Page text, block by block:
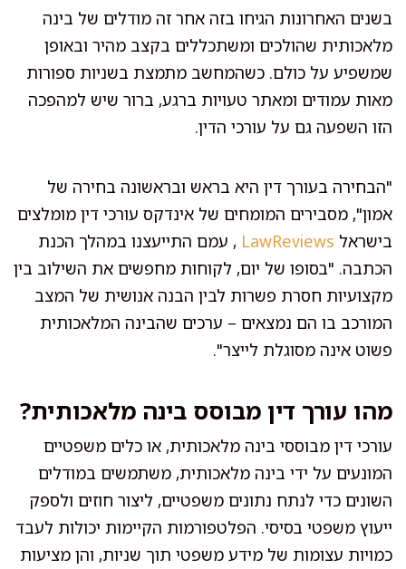
בשנים האחרונות הגיחו בזה אחר זה מודלים של בינה
מלאכותית שהולכים ומשתכללים בקצב מהיר ובאופן
שמשפיע על כולם. כשהמחשב מתמצת בשניות ספורות
מאות עמודים ומאתר טעויות ברגע, ברור שיש למהפכה
הזו השפעה גם על עורכי הדין.
"הבחירה בעורך דין היא בראש ובראשונה בחירה של
אמון", מסבירים המומחים של אינדקס עורכי דין מומלצים
בישראל LawReviews , עמם התייעצנו במהלך הכנת
הכתבה. "בסופו של יום, לקוחות מחפשים את השילוב בין
מקצועיות חסרת פשרות לבין הבנה אנושית של המצב
המורכב בו הם נמצאים – ערכים שהבינה המלאכותית
פשוט אינה מסוגלת לייצר".
מהו עורך דין מבוסס בינה מלאכותית?
עורכי דין מבוססי בינה מלאכותית, או כלים משפטיים
המונעים על ידי בינה מלאכותית, משתמשים במודלים
השונים כדי לנתח נתונים משפטיים, ליצור חוזים ולספק
ייעוץ משפטי בסיסי. הפלטפורמות הקיימות יכולות לעבד
כמויות עצומות של מידע משפטי תוך שניות, והן מציעות